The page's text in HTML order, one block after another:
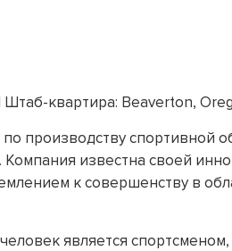
квартира: Beaverton,
производству спортивной
известна своей
к совершенству в
является